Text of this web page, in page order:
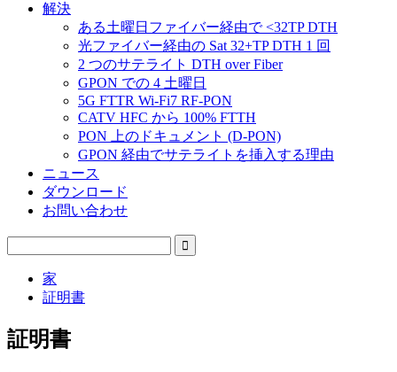
解決
ある土曜日ファイバー経由で <32TP DTH
光ファイバー経由の Sat 32+TP DTH 1 回
2 つのサテライト DTH over Fiber
GPON での 4 土曜日
5G FTTR Wi-Fi7 RF-PON
CATV HFC から 100% FTTH
PON 上のドキュメント (D-PON)
GPON 経由でサテライトを挿入する理由
ニュース
ダウンロード
お問い合わせ
家
証明書
証明書